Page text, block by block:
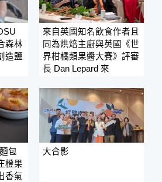
森林
造鹽
來自英國知名飲食作者且
同為烘焙主廚與英國《世
界柑橘類果醬大賽》評審
長 Dan Lepard 來
包
橙果
香氣
大合影